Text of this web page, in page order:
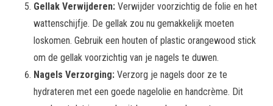
Gellak Verwijderen: Verwijder voorzichtig de folie en het
wattenschijfje. De gellak zou nu gemakkelijk moeten
loskomen. Gebruik een houten of plastic orangewood stick
om de gellak voorzichtig van je nagels te duwen.
Nagels Verzorging: Verzorg je nagels door ze te
hydrateren met een goede nagelolie en handcrème. Dit